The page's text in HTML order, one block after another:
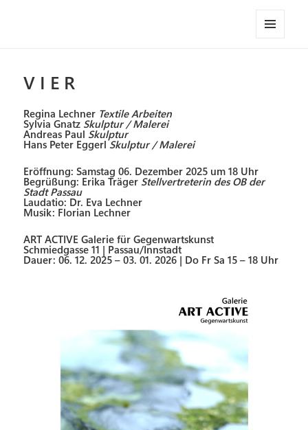
V I E R
Regina Lechner Textile Arbeiten
Sylvia Gnatz Skulptur / Malerei
Andreas Paul Skulptur
Hans Peter EggerlSkulptur / Malerei
Eröffnung: Samstag 06. Dezember 2025 um 18 Uhr
Begrüßung: Erika TrägerStellvertreterin des OB der
Stadt Passau
Laudatio: Dr. Eva Lechner
Musik: Florian Lechner
ART ACTIVE Galerie für Gegenwartskunst
Schmiedgasse 11 | Passau/Innstadt
Dauer: 06. 12. 2025 – 03. 01. 2026 | Do Fr Sa 15 – 18 Uhr